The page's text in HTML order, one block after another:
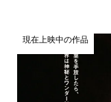
現在上映中の作品